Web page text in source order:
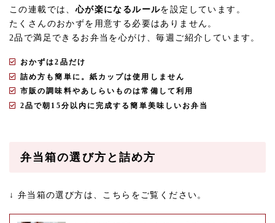
この連載では、 心が楽になるルールを設定しています。
たくさんのおかずを用意する必要はありません。
2品で満足できるお弁当を心がけ、毎週ご紹介しています。
おかずは2品だけ
詰め方も簡単に。紙カップは使用しません
市販の調味料やあしらいものは常備して利用
2品で朝15分以内に完成する簡単美味しいお弁当
弁当箱の選び方と詰め方
↓ 弁当箱の選び方は、こちらをご覧ください。